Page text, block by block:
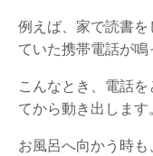
例えば、家で読書
ていた携帯電話が鳴
こんなとき、電話
てから動き出します。
お風呂へ向かう時